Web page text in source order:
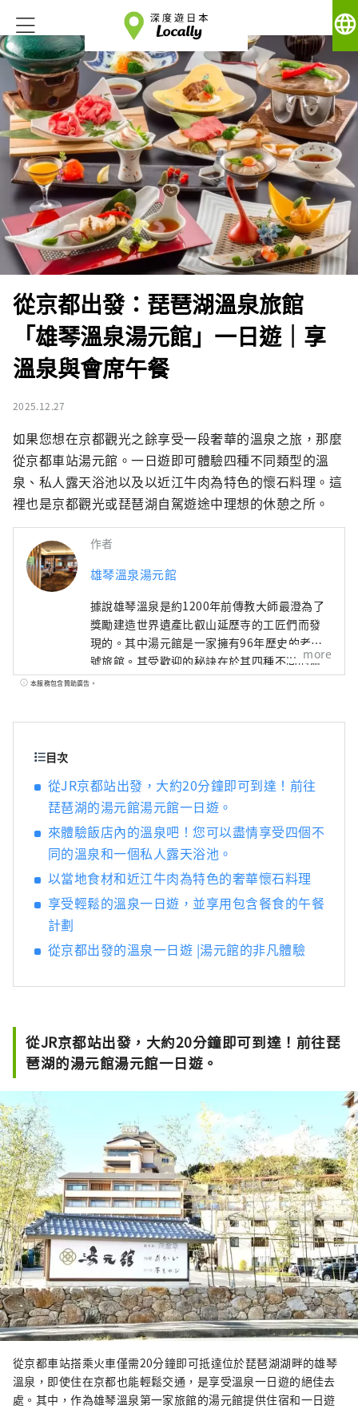
language
從京都出發：琵琶湖溫泉旅館
「雄琴溫泉湯元館」一日遊｜享
溫泉與會席午餐
2025.12.27
如果您想在京都觀光之餘享受一段奢華的溫泉之旅，那麼
從京都車站湯元館。一日遊即可體驗四種不同類型的溫
泉、私人露天浴池以及以近江牛肉為特色的懷石料理。這
裡也是京都觀光或琵琶湖自駕遊途中理想的休憩之所。
作者
雄琴溫泉湯元館
據說雄琴溫泉是約1200年前傳教大師最澄為了
獎勵建造世界遺產比叡山延歷寺的工匠們而發
現的。其中湯元館是一家擁有96年歷史的老字
號旅館。其受歡迎的秘訣在於其四種不同的溫
泉，包括位於 11 樓可以俯瞰琵琶湖的露天浴池
可以感受到大自然的溫暖和日本文化。
more
本服務包含贊助廣告。
目次
從JR京都站出發，大約20分鐘即可到達！前往
琵琶湖的湯元館湯元館一日遊。
來體驗飯店內的溫泉吧！您可以盡情享受四個不
同的溫泉和一個私人露天浴池。
以當地食材和近江牛肉為特色的奢華懷石料理
享受輕鬆的溫泉一日遊，並享用包含餐食的午餐
計劃
從京都出發的溫泉一日遊 |湯元館的非凡體驗
從JR京都站出發，大約20分鐘即可到達！前往琵
琶湖的湯元館湯元館一日遊。
從京都車站搭乘火車僅需20分鐘即可抵達位於琵琶湖湖畔的雄琴
溫泉，即使住在京都也能輕鬆交通，是享受溫泉一日遊的絕佳去
處。其中，作為雄琴溫泉第一家旅館的湯元館提供住宿和一日遊